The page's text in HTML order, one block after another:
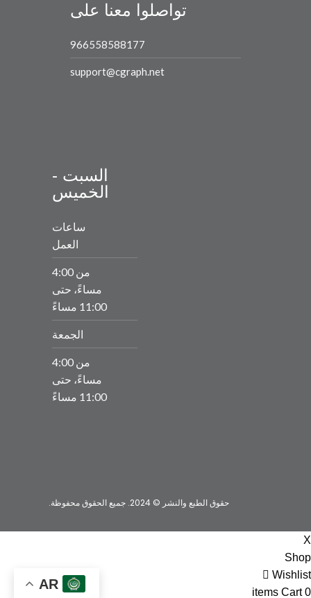
AR
تواصلوا معنا على
966558588177
support@cgraph.net
السبت -
الخميس
ساعات
العمل
من 4:00
مساءً، حتى
11:00 مساءً
الجمعة
من 4:00
مساءً، حتى
11:00 مساءً
حقوق الطبع والنشر © 2024. جميع الحقوق محفوظة.
X
Shop
Wishlist
0
items Cart